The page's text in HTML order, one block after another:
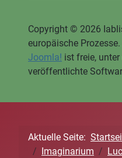
Copyright © 2026
europäische
Joomla! ist freie, unter
veröffentlichte
Aktuelle Seite:
Imaginarium